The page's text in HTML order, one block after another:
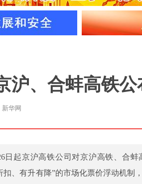
沪、合蚌高铁
新华网
日起京沪高铁公司对京沪高铁、合
扣、有升有降”的市场化票价浮动机制